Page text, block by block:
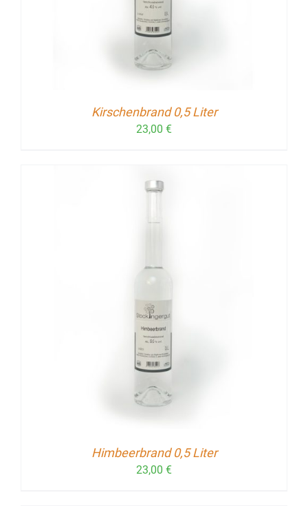
Kirschenbrand 0,5 Liter
23,00 €
Himbeerbrand 0,5 Liter
23,00 €